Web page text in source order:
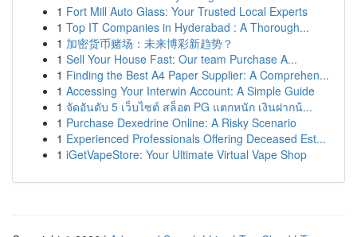
1 Fort Mill Auto Glass: Your Trusted Local Experts
1 Top IT Companies in Hyderabad : A Thorough...
1 加密货币赌场：未来博彩新趋势？
1 Sell Your House Fast: Our team Purchase A...
1 Finding the Best A4 Paper Supplier: A Comprehen...
1 Accessing Your Interwin Account: A Simple Guide
1 จัดอันดับ 5 เว็บไซต์ สล็อต PG แตกหนัก เงินฝากน้...
1 Purchase Dexedrine Online: A Risky Scenario
1 Experienced Professionals Offering Deceased Est...
1 iGetVapeStore: Your Ultimate Virtual Vape Shop